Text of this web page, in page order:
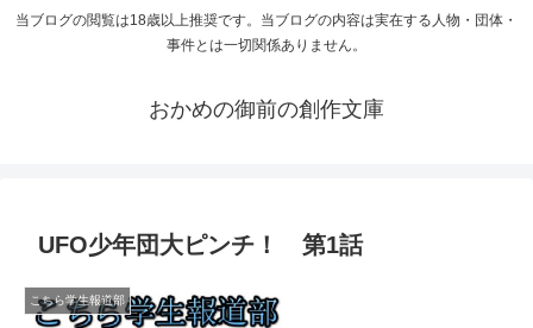
当ブログの閲覧は18歳以上推奨です。当ブログの内容は実在する人物・団体・
事件とは一切関係ありません。
おかめの御前の創作文庫
UFO少年団大ピンチ！ 第1話
こちら学生報道部